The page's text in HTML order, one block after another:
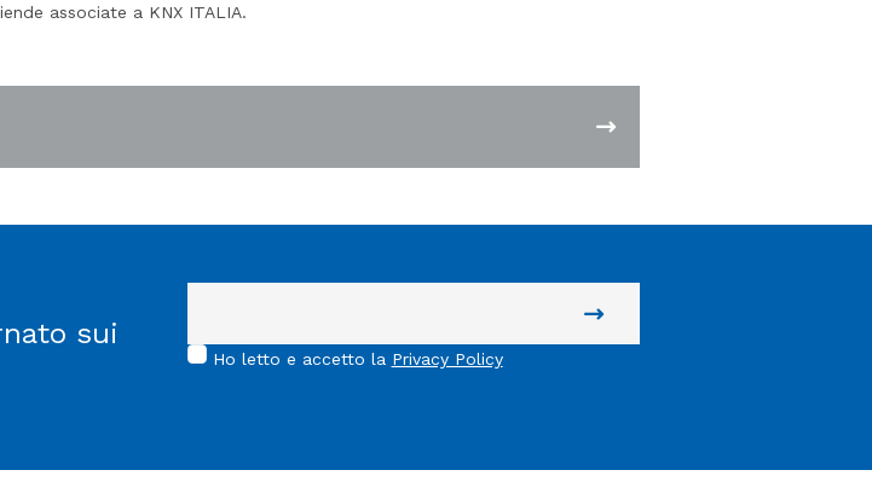
associate a KNX ITALIA.
sui
Ho letto e accetto la Privacy Policy